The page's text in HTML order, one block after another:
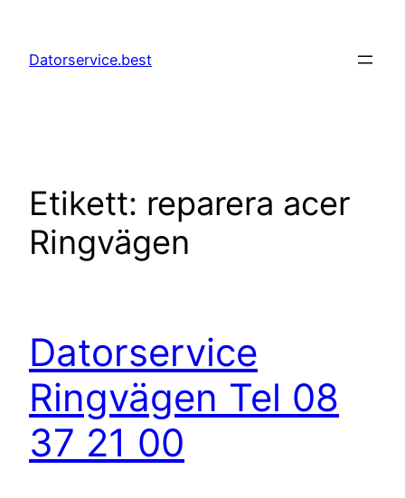
innehåll
Datorservice.best
Etikett: reparera acer
Ringvägen
Datorservice
Ringvägen Tel 08
37 21 00